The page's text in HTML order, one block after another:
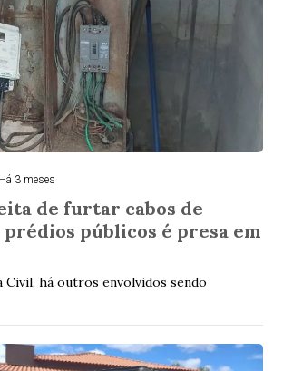
Há 3 meses
de furtar cabos de
públicos é presa em
Civil, há outros envolvidos sendo